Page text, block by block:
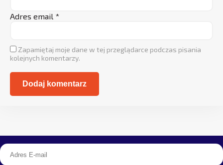
Adres email *
Zapamiętaj moje dane w tej przeglądarce podczas pisania
kolejnych komentarzy.